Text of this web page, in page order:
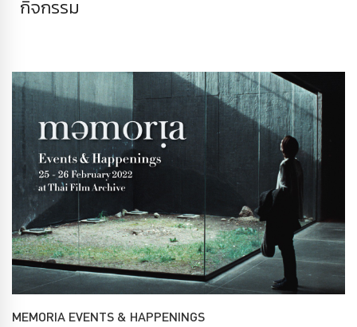
กิจกรรม
MEMORIA EVENTS & HAPPENINGS